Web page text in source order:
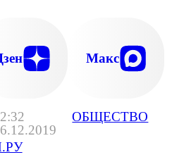
ОБЩЕСТВО
Макс